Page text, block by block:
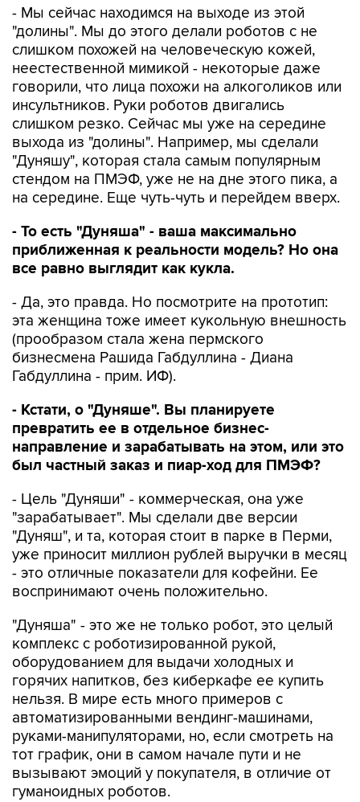
- Мы сейчас находимся на выходе из этой
"долины". Мы до этого делали роботов с не
слишком похожей на человеческую кожей,
неестественной мимикой - некоторые даже
говорили, что лица похожи на алкоголиков или
инсультников. Руки роботов двигались
слишком резко. Сейчас мы уже на середине
выхода из "долины". Например, мы сделали
"Дуняшу", которая стала самым популярным
стендом на ПМЭФ, уже не на дне этого пика, а
на середине. Еще чуть-чуть и перейдем вверх.
- То есть "Дуняша" - ваша максимально
приближенная к реальности модель? Но она
все равно выглядит как кукла.
- Да, это правда. Но посмотрите на прототип:
эта женщина тоже имеет кукольную внешность
(прообразом стала жена пермского
бизнесмена Рашида Габдуллина - Диана
Габдуллина - прим. ИФ).
- Кстати, о "Дуняше". Вы планируете
превратить ее в отдельное бизнес-
направление и зарабатывать на этом, или это
был частный заказ и пиар-ход для ПМЭФ?
- Цель "Дуняши" - коммерческая, она уже
"зарабатывает". Мы сделали две версии
"Дуняш", и та, которая стоит в парке в Перми,
уже приносит миллион рублей выручки в месяц
- это отличные показатели для кофейни. Ее
воспринимают очень положительно.
"Дуняша" - это же не только робот, это целый
комплекс с роботизированной рукой,
оборудованием для выдачи холодных и
горячих напитков, без киберкафе ее купить
нельзя. В мире есть много примеров с
автоматизированными вендинг-машинами,
руками-манипуляторами, но, если смотреть на
тот график, они в самом начале пути и не
вызывают эмоций у покупателя, в отличие от
гуманоидных роботов.